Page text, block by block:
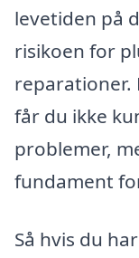
levetiden på
risikoen for
reparationer.
får du ikke
problemer,
fundament
Så hvis du